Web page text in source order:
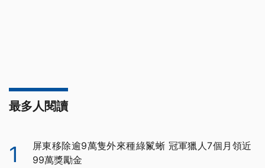
最多人閱讀
1
屏東移除逾9萬隻外來種綠鬣蜥 冠軍獵人7個月領近
99萬獎勵金